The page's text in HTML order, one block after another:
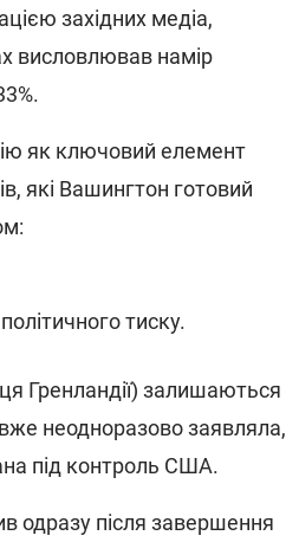
західних медіа,
висловлював намір
як ключовий елемент
які Вашингтон готовий
тиску.
Гренландії) залишаються
неодноразово заявляла,
під контроль США.
одразу після завершення